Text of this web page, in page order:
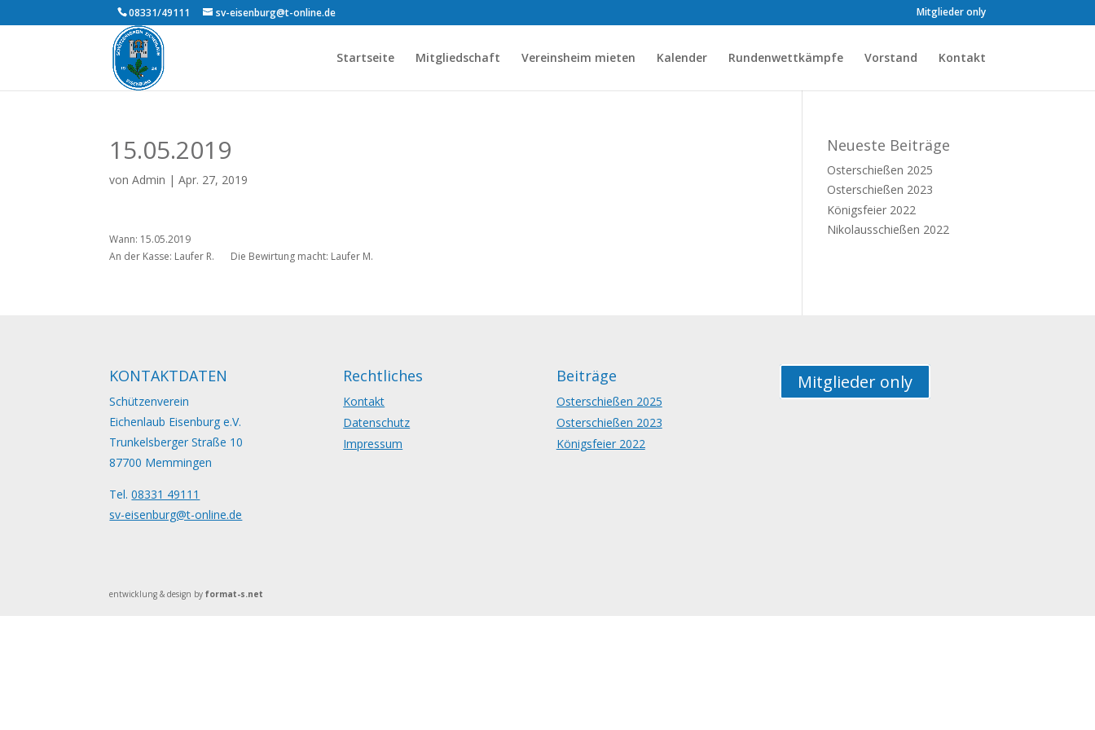
08331/49111 sv-eisenburg@t-online.de Mitglieder only
Startseite Mitgliedschaft Vereinsheim mieten Kalender Rundenwettkämpfe Vorstand Kontakt
15.05.2019
vonAdmin |Apr. 27, 2019
Wann: 15.05.2019
An der Kasse: Laufer R.
Die Bewirtung macht: Laufer M.
Neueste Beiträge
Osterschießen 2025
Osterschießen 2023
Königsfeier 2022
Nikolausschießen 2022
KONTAKTDATEN
Schützenverein
Eichenlaub Eisenburg e.V.
Trunkelsberger Straße 10
87700 Memmingen
Tel.08331 49111
sv-eisenburg@t-online.de
Rechtliches
Kontakt
Datenschutz
Impressum
Beiträge
Osterschießen 2025
Osterschießen 2023
Königsfeier 2022
Mitglieder only
entwicklung & design byformat-s.net